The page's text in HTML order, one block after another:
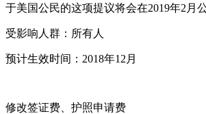
于美国公民的这项提议将会在2019年2月公
受影响人群：所有人
预计生效时间：2018年12月
修改签证费、护照申请费